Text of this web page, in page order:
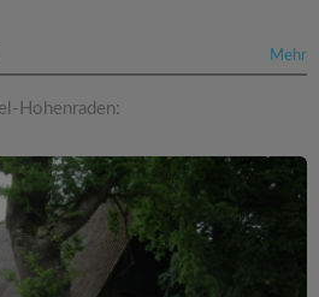
Mehr
Hohenraden: